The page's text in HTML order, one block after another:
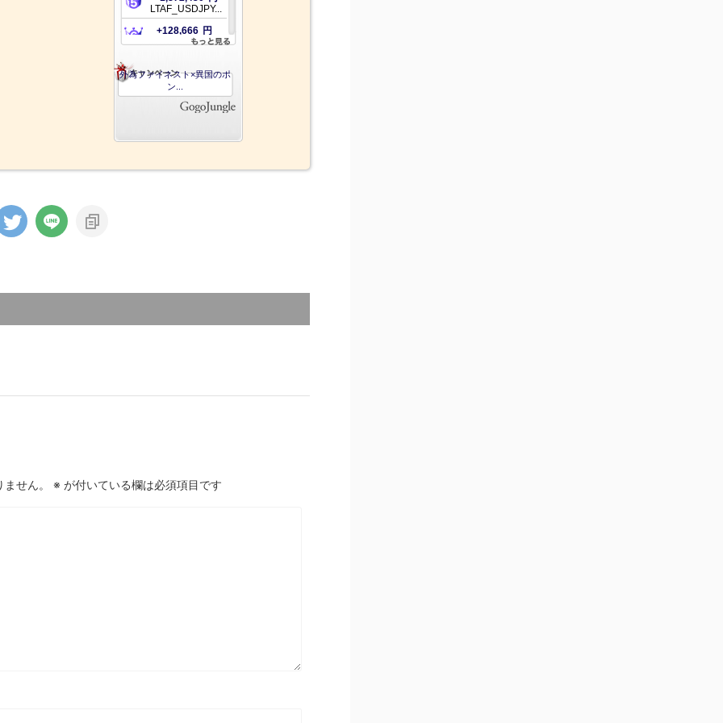
せん。 ※ が付いている欄は必須項目です